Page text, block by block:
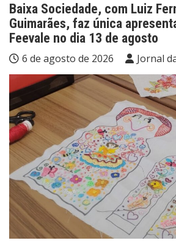
Baixa Sociedade, com Luiz
Guimarães, faz única
Feevale no dia 13 de agosto
6 de agosto de 2026 Jornal